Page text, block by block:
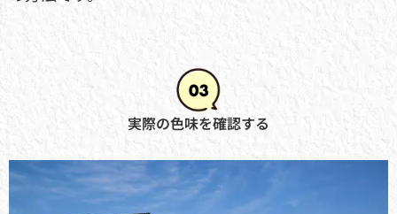
実際の色味を確認する